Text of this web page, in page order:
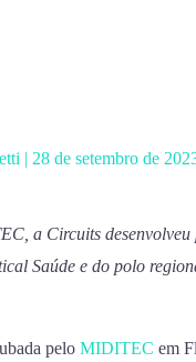
| 28 de setembro de
a Circuits
Saúde e do polo
pelo MIDITEC em